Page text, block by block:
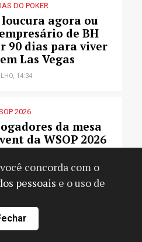
DO POKER
loucura agora ou
de BH
90 dias para viver
Las Vegas
14:34
2026
da mesa
da WSOP 2026
concorda com o
pessoais e o uso de